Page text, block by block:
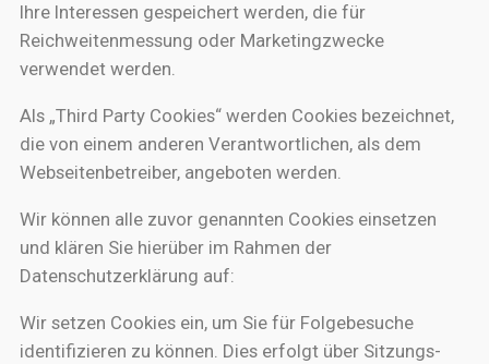
Ihre Interessen gespeichert werden, die für
Reichweitenmessung oder Marketingzwecke
verwendet werden.
Als „Third Party Cookies“ werden Cookies bezeichnet,
die von einem anderen Verantwortlichen, als dem
Webseitenbetreiber, angeboten werden.
Wir können alle zuvor genannten Cookies einsetzen
und klären Sie hierüber im Rahmen der
Datenschutzerklärung auf:
Wir setzen Cookies ein, um Sie für Folgebesuche
identifizieren zu können. Dies erfolgt über Sitzungs-